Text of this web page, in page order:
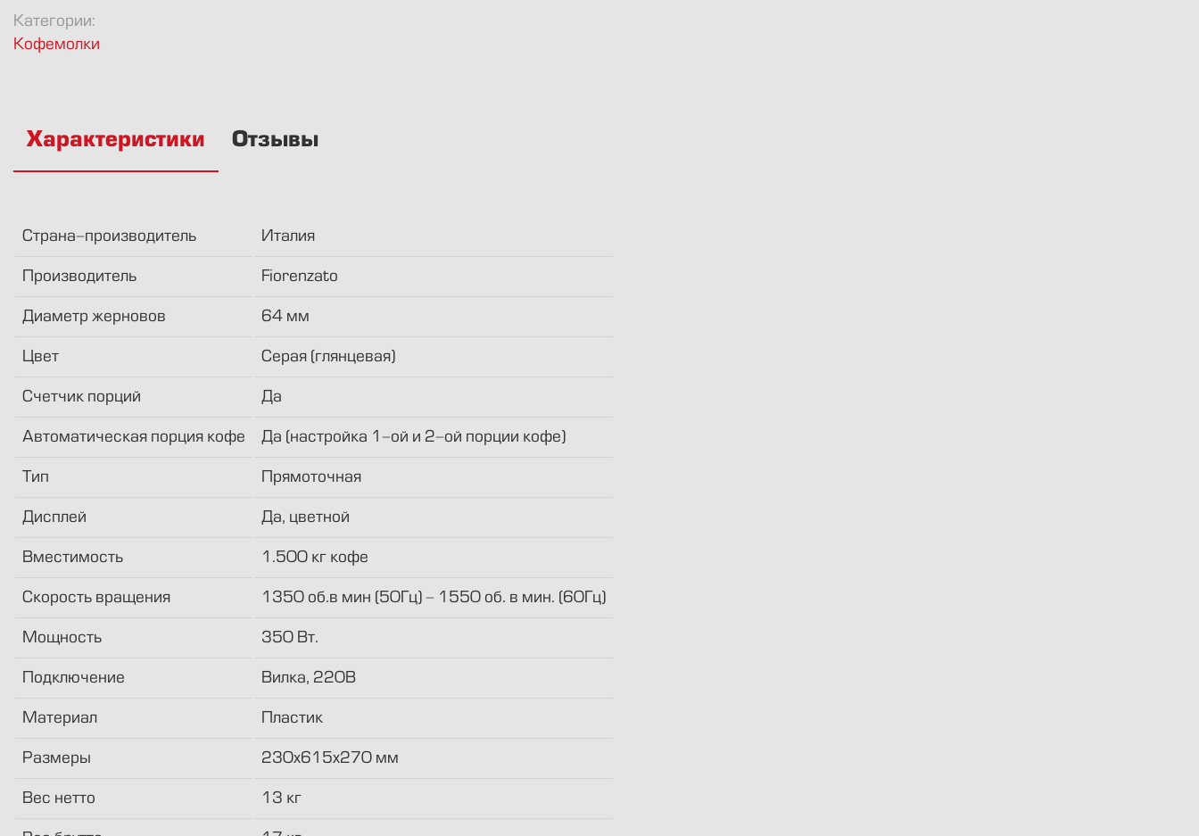
Категории:
Кофемолки
Характеристики Отзывы
Страна-производитель Италия
Производитель Fiorenzato
Диаметр жерновов 64 мм
Цвет Серая (глянцевая)
Счетчик порций Да
Автоматическая порция кофе Да (настройка 1-ой и 2-ой порции кофе)
Тип Прямоточная
Дисплей Да, цветной
Вместимость 1.500 кг кофе
Скорость вращения 1350 об.в мин (50Гц) - 1550 об. в мин. (60Гц)
Мощность 350 Вт.
Подключение Вилка, 220В
Материал Пластик
Размеры 230х615х270 мм
Вес нетто 13 кг